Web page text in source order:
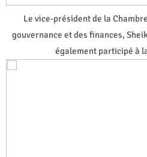
Le vice-président de la
gouvernance et des finances,
également participé à